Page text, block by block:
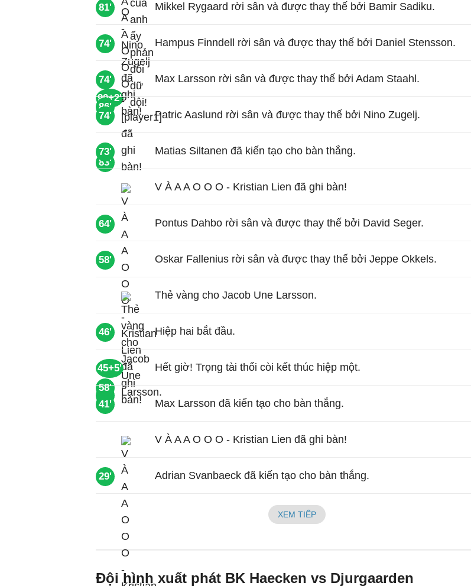
90+2'
86'
83'
81' Mikkel Rygaard rời sân và được thay thế bởi Bamir Sadiku.
74' Hampus Finndell rời sân và được thay thế bởi Daniel Stensson.
74' Max Larsson rời sân và được thay thế bởi Adam Staahl.
74' Patric Aaslund rời sân và được thay thế bởi Nino Zugelj.
73' Matias Siltanen đã kiến tạo cho bàn thắng.
V À A A O O O - Kristian Lien đã ghi bàn!
64' Pontus Dahbo rời sân và được thay thế bởi David Seger.
58' Oskar Fallenius rời sân và được thay thế bởi Jeppe Okkels.
58'
Thẻ vàng cho Jacob Une Larsson.
46' Hiệp hai bắt đầu.
45+5' Hết giờ! Trọng tài thổi còi kết thúc hiệp một.
41' Max Larsson đã kiến tạo cho bàn thắng.
V À A A O O O - Kristian Lien đã ghi bàn!
29' Adrian Svanbaeck đã kiến tạo cho bàn thắng.
XEM TIẾP
Đội hình xuất phát BK Haecken vs Djurgaarden